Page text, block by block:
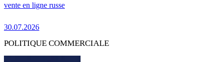
vente en ligne russe
30.07.2026
POLITIQUE COMMERCIALE